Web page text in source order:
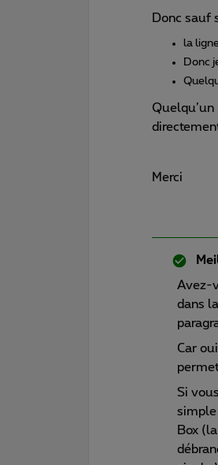
Donc sauf
la
Donc
Merci
Avez-
dans
Car
Si
simple
Box